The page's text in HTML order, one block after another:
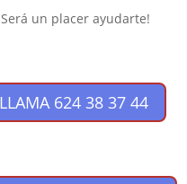
un placer ayudarte!
LLAMA 624 38 37 44